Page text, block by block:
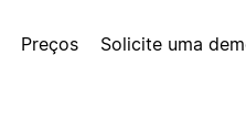
Preços Solicite uma